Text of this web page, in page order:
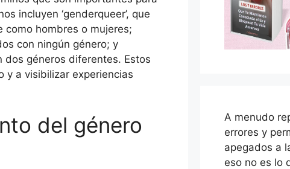
incluyen ‘genderqueer’, que
como hombres o mujeres;
con ningún género; y
dos géneros diferentes. Estos
y a visibilizar experiencias
del género
A menudo
errores y
apegados a
eso no es lo